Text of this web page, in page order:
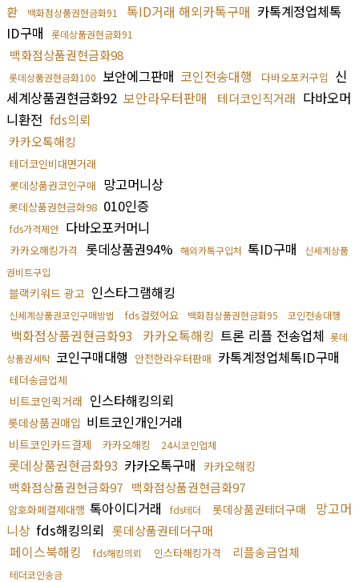
환
백화점상품권현금화91 톡ID거래 해외카톡구매 카톡계정업체톡
ID구매
롯데상품권현금화91
백화점상품권현금화98
롯데상품권현금화100 보안에그판매 코인전송대행 다바오포커구입 신
세계상품권현금화92 보안라우터판매 테더코인직거래 다바오머
니환전 fds의뢰
카카오톡해킹
테더코인비대면거래
롯데상품권코인구매 망고머니상
롯데상품권현금화98 010인증
fds가격제안 다바오포커머니
카카오해킹가격 롯데상품권94% 해외카톡구입처 톡ID구매
신세계상품
권비트구입
블랙키워드 광고 인스타그램해킹
신세계상품권코인구매방법 fds걸렸어요 백화점상품권현금화95 코인전송대행
백화점상품권현금화93 카카오톡해킹 트론 리플 전송업체 롯데
상품권세탁 코인구매대행 안전한라우터판매 카톡계정업체톡ID구매
테더송금업체
비트코인퀵거래 인스타해킹의뢰
롯데상품권매입 비트코인개인거래
비트코인카드결제 카카오해킹 24시코인업체
롯데상품권현금화93 카카오톡구매 카카오해킹
백화점상품권현금화97 백화점상품권현금화97
암호화폐결제대행 톡아이디거래 fds테더 롯데상품권테더구매
망고머
니상 fds해킹의뢰 롯데상품권테더구매
페이스북해킹 fds해킹의뢰 인스타해킹가격 리플송금업체
테더코인송금